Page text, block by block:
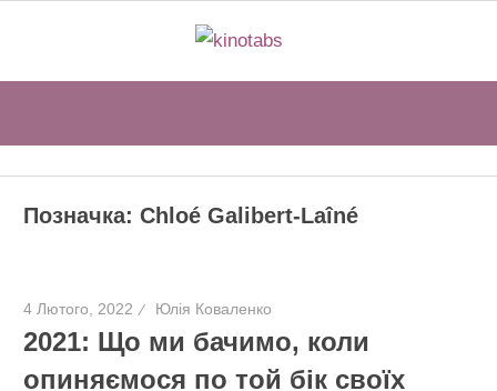
вмісту
Позначка:Chloé Galibert-Laîné
4 Лютого, 2022 Юлія Коваленко
2021: Що ми бачимо, коли
опиняємося по той бік своїх